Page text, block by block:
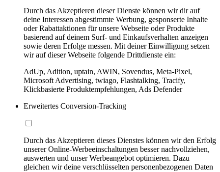
Durch das Akzeptieren dieser Dienste können wir dir auf
deine Interessen abgestimmte Werbung, gesponserte Inhalte
oder Rabattaktionen für unsere Webseite oder Produkte
basierend auf deinem Surf- und Einkaufsverhalten anzeigen
sowie deren Erfolge messen. Mit deiner Einwilligung setzen
wir auf dieser Webseite folgende Drittdienste ein:
AdUp, Adition, uptain, AWIN, Sovendus, Meta-Pixel,
Microsoft Advertising, twiago, Flashtalking, Tracify,
Klickbasierte Produktempfehlungen, Ads Defender
Erweitertes Conversion-Tracking
Durch das Akzeptieren dieses Dienstes können wir den Erfolg
unserer Online-Werbeeinschaltungen besser nachvollziehen,
auswerten und unser Werbeangebot optimieren. Dazu
gleichen wir deine verschlüsselten personenbezogenen Daten